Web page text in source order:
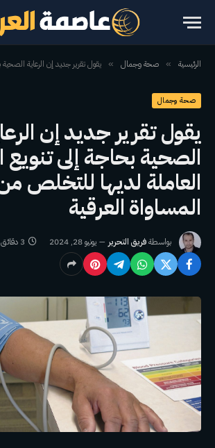
الرئيسية » صحة وجمال » يقول تقرير جديد إن الرعاية الصحية بحاجة إلى تنويع القوى
صحة وجمال
يقول تقرير جديد إن
الصحية بحاجة إلى تنويع
العاملة لديها للتخلص
المساواة العرقية
بواسطةفريق التحرير يونيو 28, 2024 3 دقائق